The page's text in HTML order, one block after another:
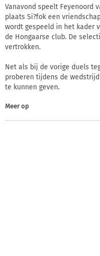
Vanavond speelt Feyenoord
plaats Si?fok een
wordt gespeeld in het kader
de Hongaarse club. De
vertrokken.
Net als bij de vorige duels
proberen tijdens de
te kunnen geven.
Meer op